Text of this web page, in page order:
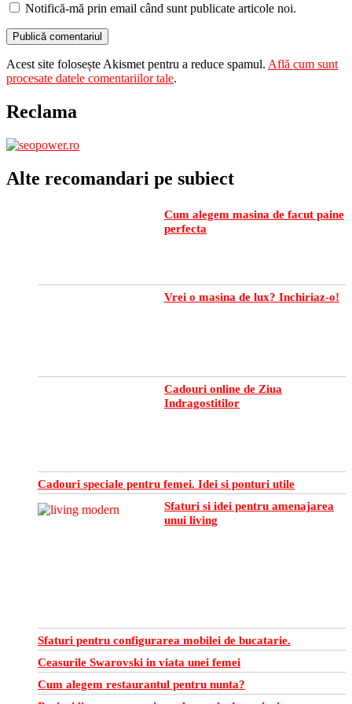
Notifică-mă prin email când sunt publicate articole noi.
Acest site folosește Akismet pentru a reduce spamul. Află cum sunt
procesate datele comentariilor tale.
Reclama
Alte recomandari pe subiect
Cum alegem masina de facut paine
perfecta
Vrei o masina de lux? Inchiriaz-o!
Cadouri online de Ziua
Indragostitilor
Cadouri speciale pentru femei. Idei si ponturi utile
Sfaturi si idei pentru amenajarea
unui living
Sfaturi pentru configurarea mobilei de bucatarie.
Ceasurile Swarovski in viata unei femei
Cum alegem restaurantul pentru nunta?